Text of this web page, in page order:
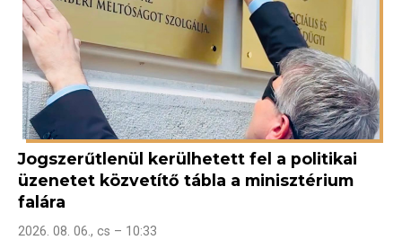
Jogszerűtlenül kerülhetett fel a politikai
üzenetet közvetítő tábla a minisztérium
falára
2026. 08. 06., cs – 10:33